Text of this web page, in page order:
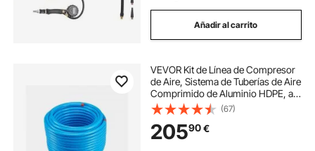
Añadir al carrito
VEVOR Kit de Línea de Compresor
de Aire, Sistema de Tuberías de Aire
Comprimido de Aluminio HDPE, a
Prueba de Fugas y Fácil de Instalar,
para Talleres de Garajes, 200 PSI,
Azul, Ø 515 x 325 mm
(67)
20590€